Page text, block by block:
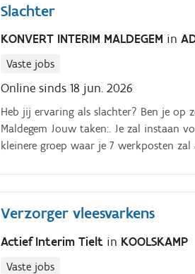
Slachter
KONVERT INTERIM MALDEGEM in
Vaste jobs
Online sinds 18 jun. 2026
Heb jij ervaring als slachter? Ben je op
Maldegem Jouw taken:. Je zal instaan
kleinere groep waar je 7 werkposten
Verzorger vleesvarkens
Actief Interim Tielt in KOOLSKAMP
Vaste jobs